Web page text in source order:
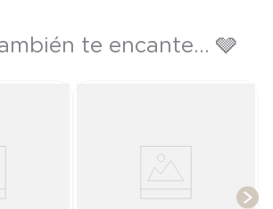
te encante... 🩶